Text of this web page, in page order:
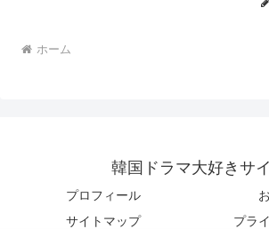
ホーム
韓国ドラマ大好きサ
プロフィール
サイトマップ
プラ